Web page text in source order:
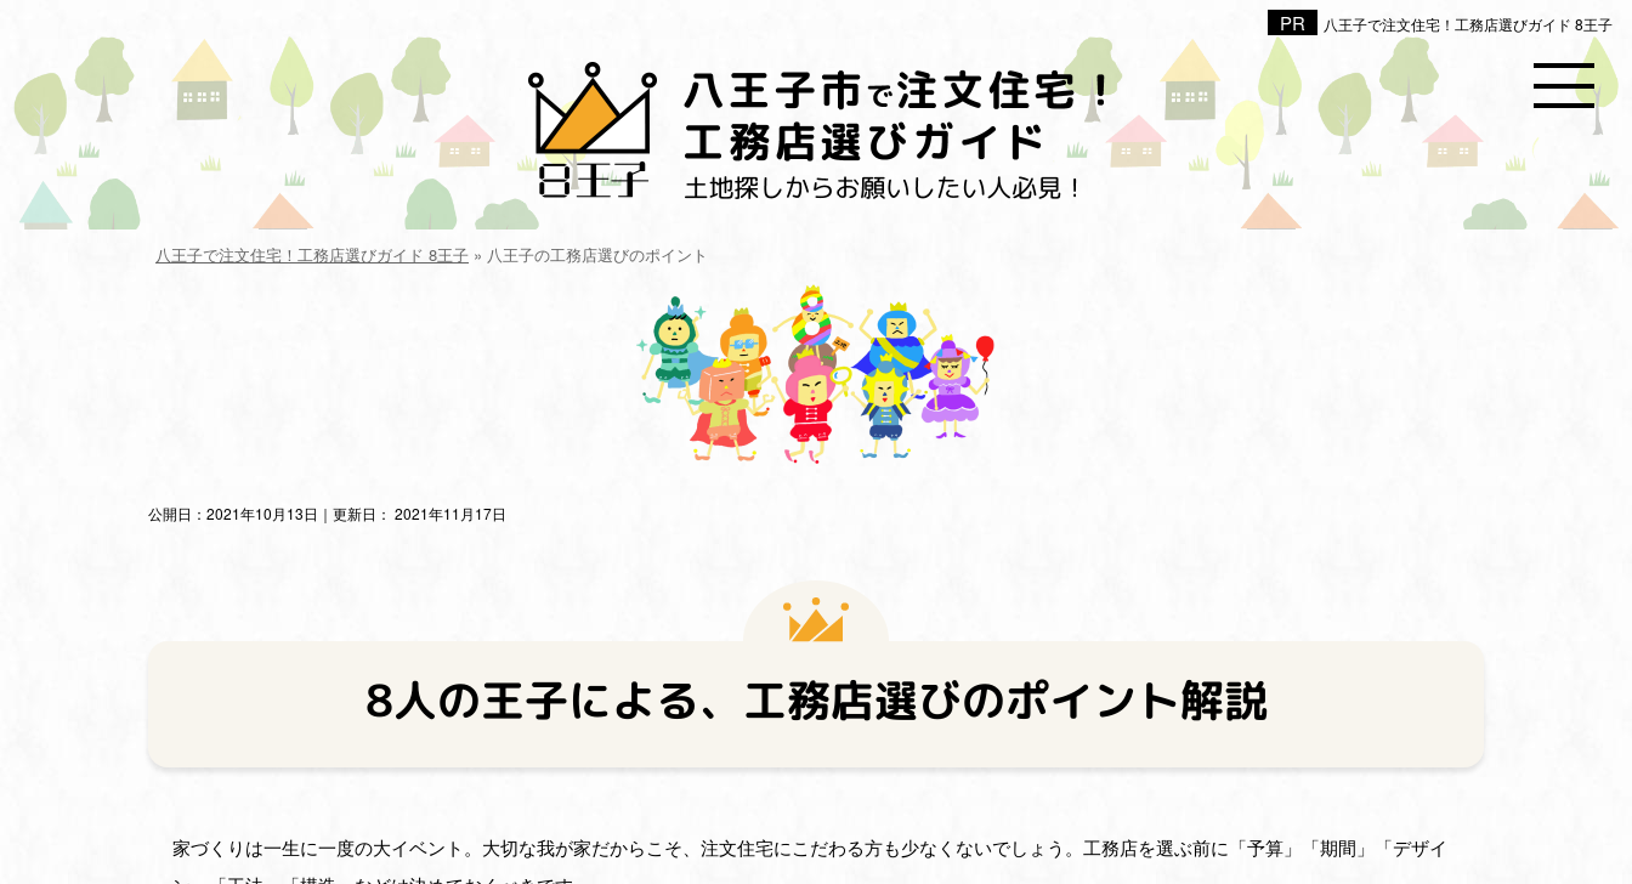
八王子で注文住宅！工務店選びガイド 8王子
八王子で注文住宅！工務店選びガイド 8王子 » 八王子の工務店選びのポイント
公開日： 2021年10月13日 ｜更新日： 2021年11月17日
8人の王子による、工務店選びのポイント解説
家づくりは一生に一度の大イベント。大切な我が家だからこそ、注文住宅にこだわる方も少なくないでしょう。工務店を選ぶ前に「予算」「期間」「デザイ